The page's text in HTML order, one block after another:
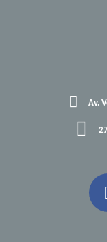
Av.